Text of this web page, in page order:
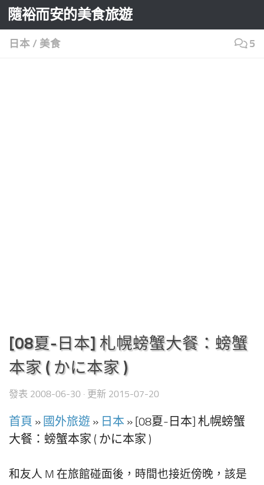
Skip to content
隨裕而安的美食旅遊
日本 / 美食 5
[08夏-日本] 札幌螃蟹大餐：螃蟹
本家 ( かに本家 )
發表 2008-06-30 · 更新 2015-07-20
首頁 » 國外旅遊 » 日本 » [08夏-日本] 札幌螃蟹
大餐：螃蟹本家 ( かに本家 )
和友人 M 在旅館碰面後，時間也接近傍晚，該是